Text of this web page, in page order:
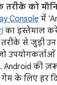
को
Console में
का इस्तेमाल
से जुड़ी उन
की
के लिए हर